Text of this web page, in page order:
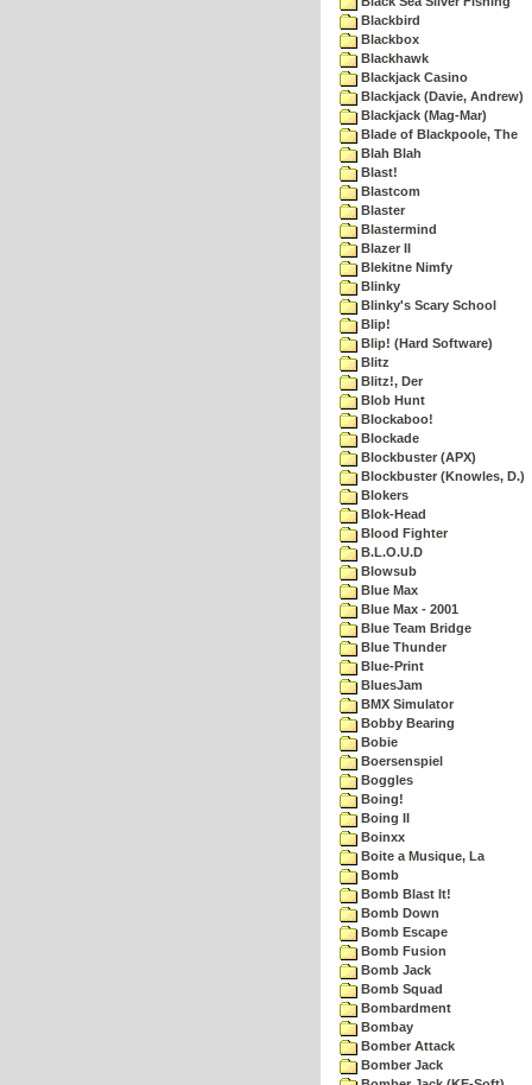
Blackbird
Blackbox
Blackhawk
Blackjack Casino
Blackjack (Davie, Andrew)
Blackjack (Mag-Mar)
Blade of Blackpoole, The
Blah Blah
Blast!
Blastcom
Blaster
Blastermind
Blazer II
Blekitne Nimfy
Blinky
Blinky's Scary School
Blip!
Blip! (Hard Software)
Blitz
Blitz!, Der
Blob Hunt
Blockaboo!
Blockade
Blockbuster (APX)
Blockbuster (Knowles, D.)
Blokers
Blok-Head
Blood Fighter
B.L.O.U.D
Blowsub
Blue Max
Blue Max - 2001
Blue Team Bridge
Blue Thunder
Blue-Print
BluesJam
BMX Simulator
Bobby Bearing
Bobie
Boersenspiel
Boggles
Boing!
Boing II
Boinxx
Boite a Musique, La
Bomb
Bomb Blast It!
Bomb Down
Bomb Escape
Bomb Fusion
Bomb Jack
Bomb Squad
Bombardment
Bombay
Bomber Attack
Bomber Jack